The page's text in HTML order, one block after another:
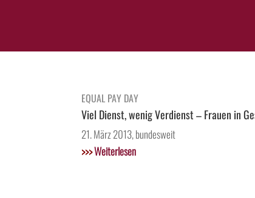
EQUAL PAY DAY
Viel Dienst, wenig Verdienst – Frauen in
21. März 2013, bundesweit
>>>Weiterlesen